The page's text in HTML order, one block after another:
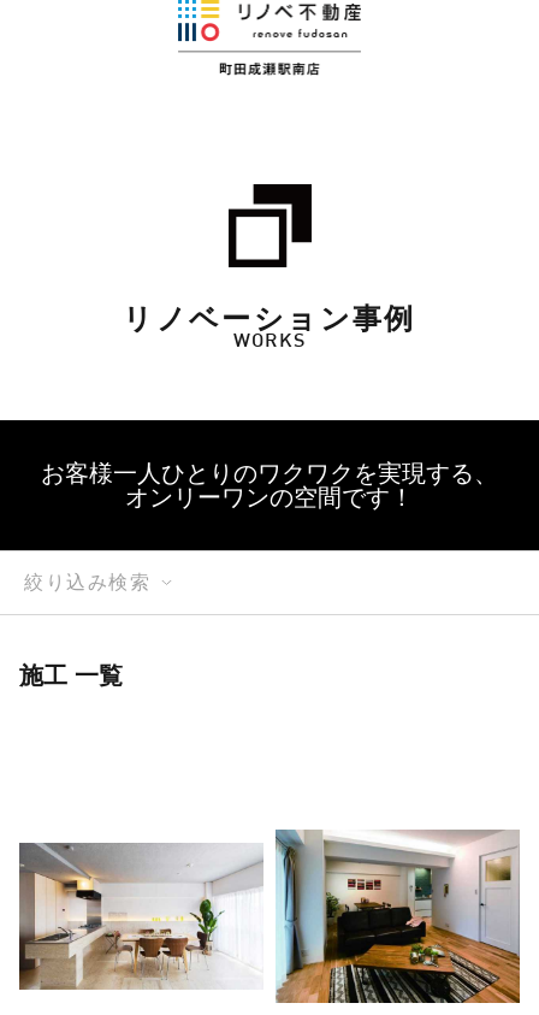
リノベーション事例
WORKS
お客様一人ひとりのワクワクを実現する、
オンリーワンの空間です！
絞り込み検索
施工 一覧